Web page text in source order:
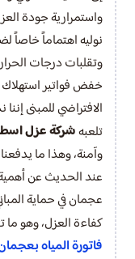
واستمرارية جودة
نوليه اهتماماً خاصاً
وتقلبات درجات
خفض فواتير استهلاك
الافتراضي للمبنى
تلعبهشركة عزل
وآمنة، وهذا ما
عند الحديث عن
عجمان في حماية
كفاءة العزل، وهو
فاتورة المياه